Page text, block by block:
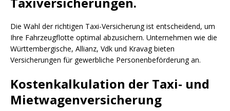
Die Wahl der richtigen Taxi-Versicherung ist entscheidend, um
Ihre Fahrzeugflotte optimal abzusichern. Unternehmen wie die
Württembergische, Allianz, Vdk und Kravag bieten
Versicherungen für gewerbliche Personenbeförderung an.
Kostenkalkulation der Taxi- und
Mietwagenversicherung